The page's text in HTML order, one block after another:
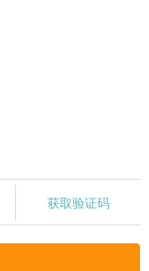
获取验证码